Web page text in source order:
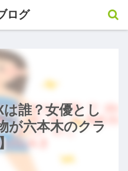
誰？女優とし
が六本木のクラ
ログ